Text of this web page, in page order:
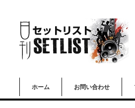
ホーム お問い合わせ